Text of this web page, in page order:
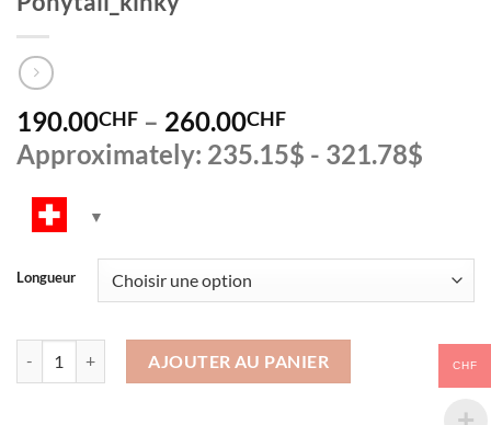
190.00CHF – 260.00CHF
Approximately: 235.15$ - 321.78$
Longueur
AJOUTER AU PANIER CHF